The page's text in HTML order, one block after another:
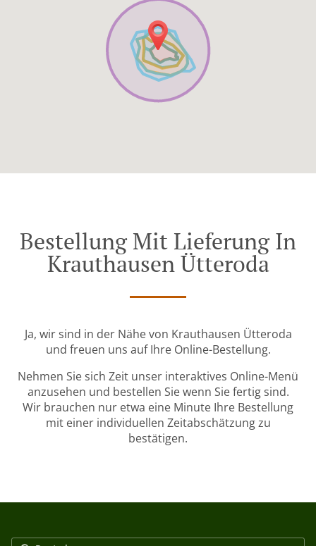
Bestellung Mit Lieferung In
Krauthausen Ütteroda
Ja, wir sind in der Nähe von Krauthausen Ütteroda
und freuen uns auf Ihre Online-Bestellung.
Nehmen Sie sich Zeit unser interaktives Online-Menü
anzusehen und bestellen Sie wenn Sie fertig sind.
Wir brauchen nur etwa eine Minute Ihre Bestellung
mit einer individuellen Zeitabschätzung zu
bestätigen.